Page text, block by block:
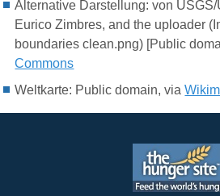
Alternative Darstellung: von
Eurico Zimbres, and the uploader
boundaries clean.png) [Public
Commons
Weltkarte: Public domain, via